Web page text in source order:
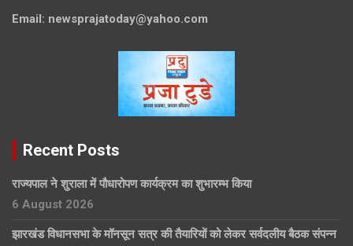
Email: newsprajatoday@yahoo.com
Recent Posts
राज्यपाल ने शुराला में पौधारोपण कार्यक्रम का शुभारम्भ किया
6 August 2026
झारखंड विधानसभा के मॉनसून सत्र की तैयारियों को लेकर सर्वदलीय बैठक संपन्न